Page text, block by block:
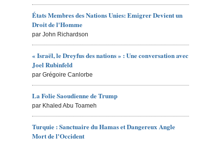
États Membres des Nations Unies: Emigrer Devient un
Droit de l'Homme
par John Richardson
« Israël, le Dreyfus des nations » : Une conversation avec
Joel Rubinfeld
par Grégoire Canlorbe
La Folie Saoudienne de Trump
par Khaled Abu Toameh
Turquie : Sanctuaire du Hamas et Dangereux Angle
Mort de l'Occident